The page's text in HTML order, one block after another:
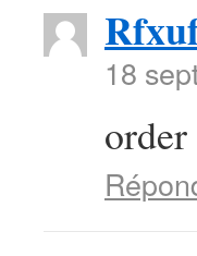
18